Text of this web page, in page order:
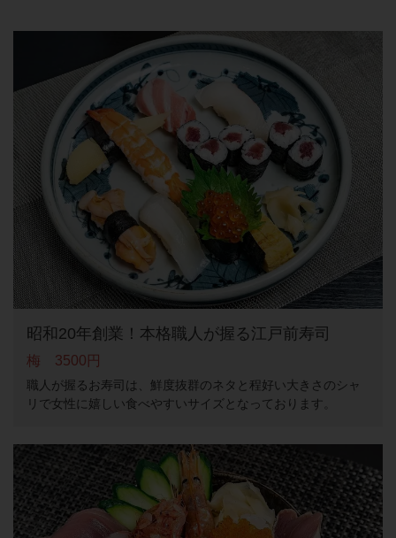
昭和20年創業！本格職人が握る江戸前寿司
梅 3500円
職人が握るお寿司は、鮮度抜群のネタと程好い大きさのシャ
リで女性に嬉しい食べやすいサイズとなっております。